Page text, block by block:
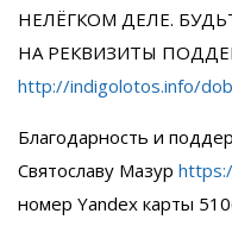
НЕЛЁГКОМ ДЕЛЕ.
НА РЕКВИЗИТЫ
http://indigolotos.info/
Благодарность и
Святославу Мазур
номер Yandex карты